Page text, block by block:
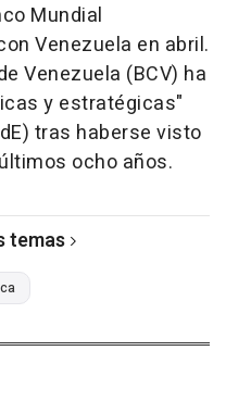
Mundial
Venezuela en abril.
Venezuela (BCV) ha
y estratégicas"
tras haberse visto
ocho años.
temas